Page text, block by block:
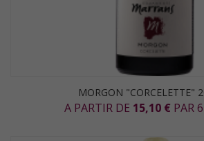
MORGON "CORCELETTE"
A PARTIR DE 15,10 € PAR